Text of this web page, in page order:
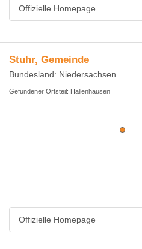
Offizielle Homepage
Stuhr, Gemeinde
Bundesland: Niedersachsen
Gefundener Ortsteil: Hallenhausen
Offizielle Homepage